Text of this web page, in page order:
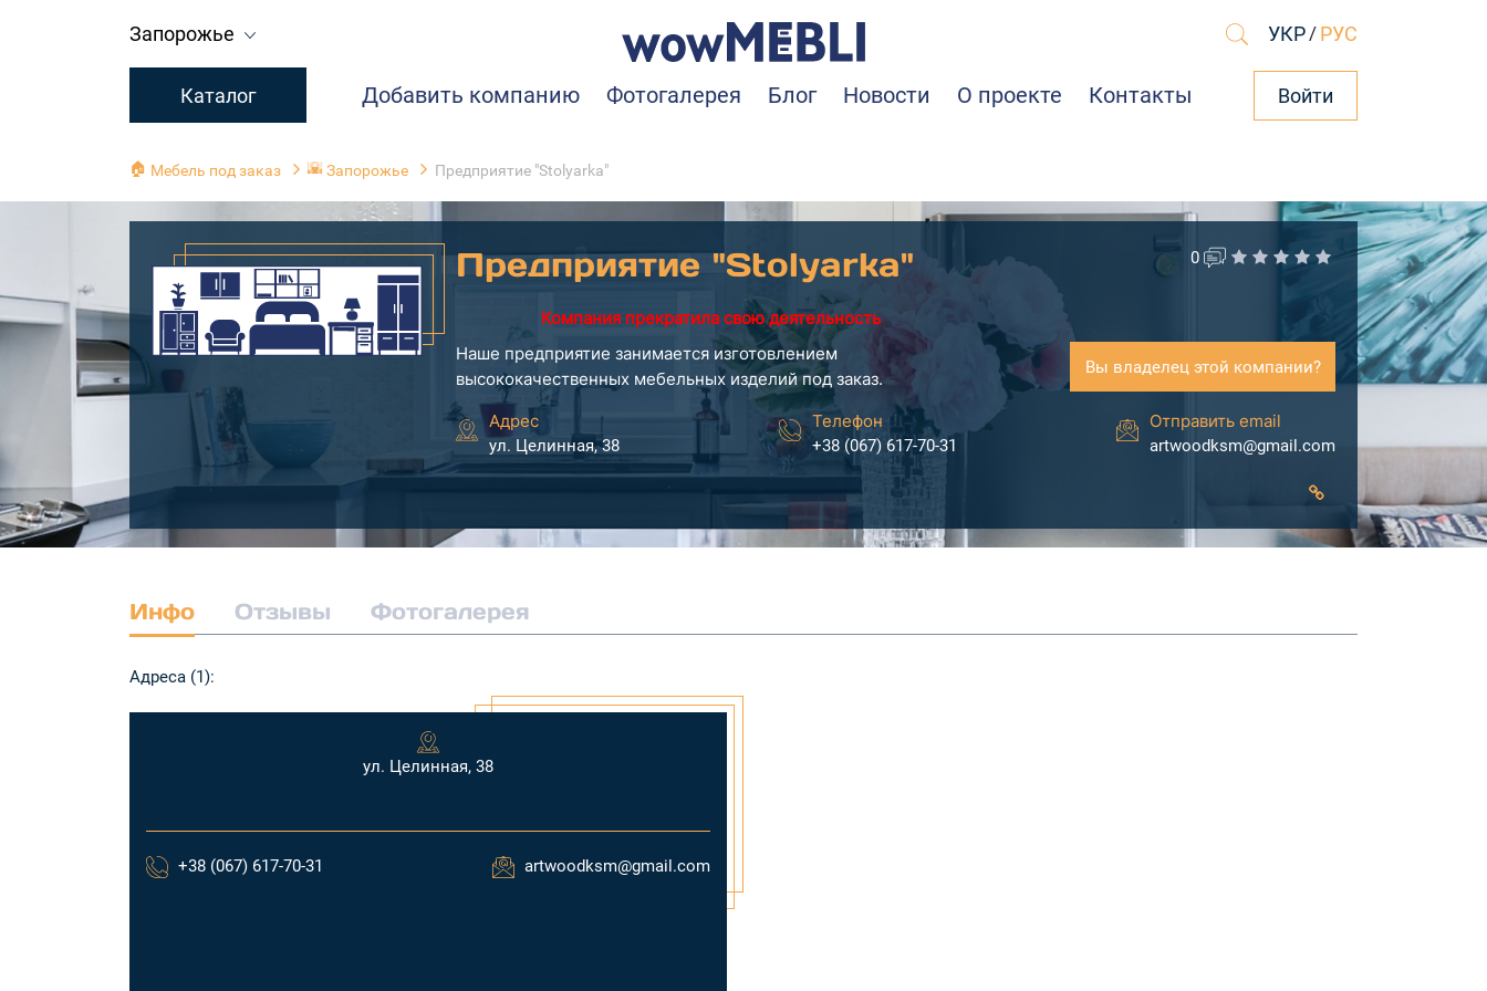
Запорожье УКР / РУС
Каталог Добавить компанию Фотогалерея Блог Новости О проекте Контакты Войти
🏠 Мебель под заказ 🌇 Запорожье Предприятие "Stolyarka"
Предприятие "Stolyarka"
Компания прекратила свою деятельность
Наше предприятие занимается изготовлением
высококачественных мебельных изделий под заказ.
0
Вы владелец этой компании?
Адрес
ул. Целинная, 38
Телефон
+38 (067) 617-70-31
Отправить email
artwoodksm@gmail.com
Инфо Отзывы Фотогалерея
Адреса (1):
ул. Целинная, 38
+38 (067) 617-70-31 artwoodksm@gmail.com